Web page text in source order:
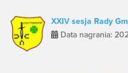
XXIV sesja Rady
Data nagrania: